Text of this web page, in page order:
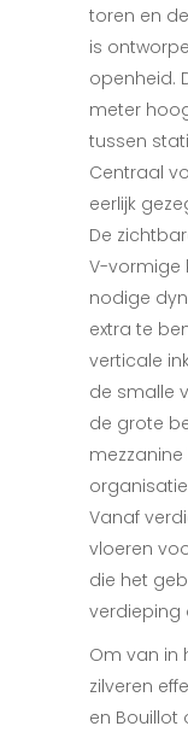
toren en
is
openheid.
meter
tussen
Centraal
eerlijk
De
V-vormige
nodige
extra te
verticale
de smalle
de grote
Vanaf
vloeren
die het
verdieping
Om van in
zilveren
en